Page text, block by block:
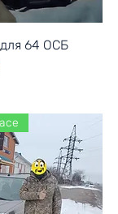
View64 ОСБ